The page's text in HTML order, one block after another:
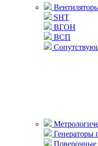
SHT
ВГОН
ВСП
Генераторы
Поверочные